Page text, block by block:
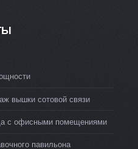
вышки сотовой связи
с офисными помещениями
павильона